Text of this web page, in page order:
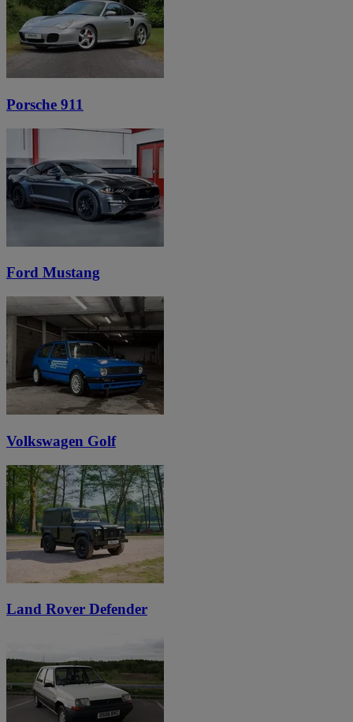
Porsche 911
Ford Mustang
Volkswagen Golf
Land Rover Defender